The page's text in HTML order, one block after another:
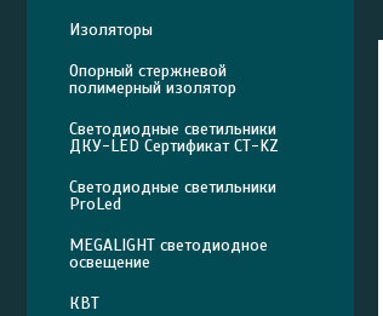
Изоляторы
Опорный стержневой
полимерный изолятор
Светодиодные светильники
ДКУ-LED Сертификат СТ-KZ
Светодиодные светильники
ProLed
MEGALIGHT светодиодное
освещение
КВТ